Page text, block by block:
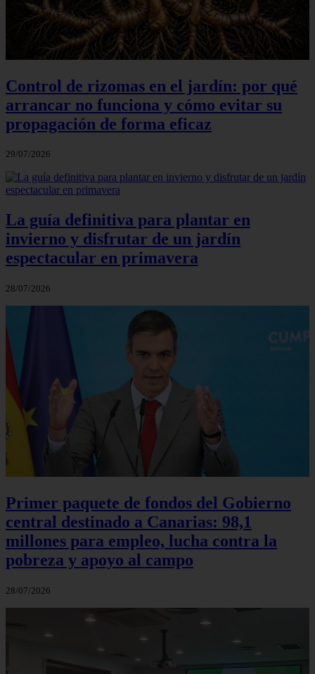
Control de rizomas en el jardín: por qué
arrancar no funciona y cómo evitar su
propagación de forma eficaz
29/07/2026
La guía definitiva para plantar en
invierno y disfrutar de un jardín
espectacular en primavera
28/07/2026
Primer paquete de fondos del Gobierno
central destinado a Canarias: 98,1
millones para empleo, lucha contra la
pobreza y apoyo al campo
28/07/2026